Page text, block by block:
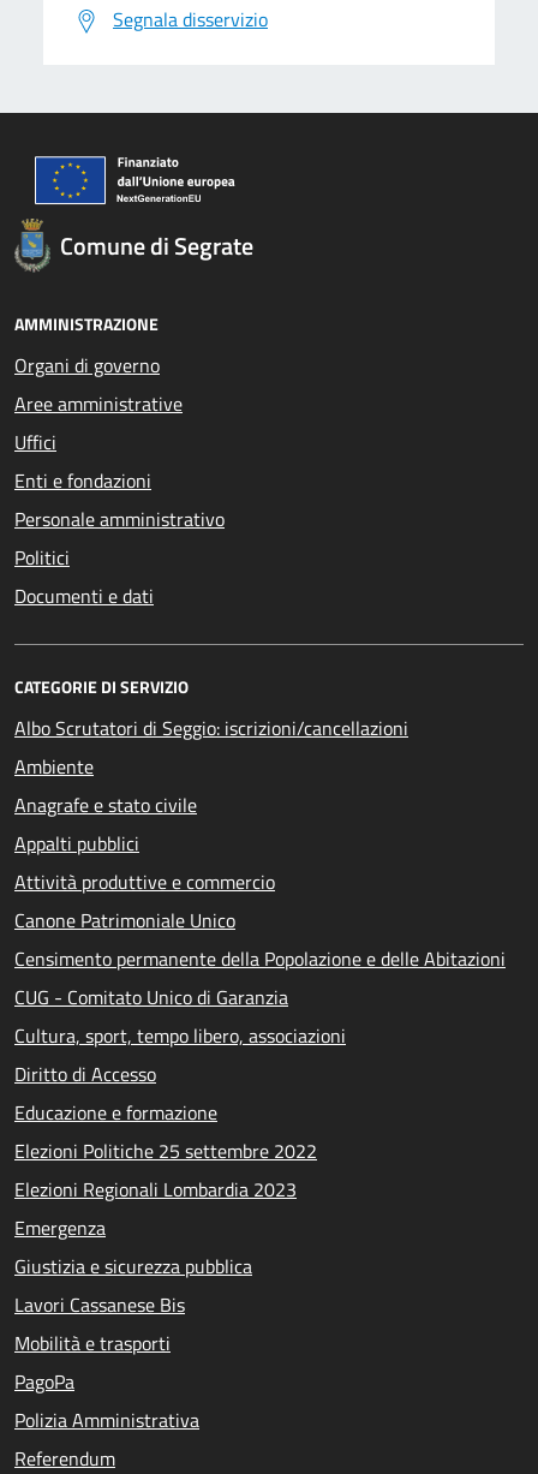
Segnala disservizio
Comune di Segrate
AMMINISTRAZIONE
Organi di governo
Aree amministrative
Uffici
Enti e fondazioni
Personale amministrativo
Politici
Documenti e dati
CATEGORIE DI SERVIZIO
Albo Scrutatori di Seggio: iscrizioni/cancellazioni
Ambiente
Anagrafe e stato civile
Appalti pubblici
Attività produttive e commercio
Canone Patrimoniale Unico
Censimento permanente della Popolazione e delle Abitazioni
CUG - Comitato Unico di Garanzia
Cultura, sport, tempo libero, associazioni
Diritto di Accesso
Educazione e formazione
Elezioni Politiche 25 settembre 2022
Elezioni Regionali Lombardia 2023
Emergenza
Giustizia e sicurezza pubblica
Lavori Cassanese Bis
Mobilità e trasporti
PagoPa
Polizia Amministrativa
Referendum